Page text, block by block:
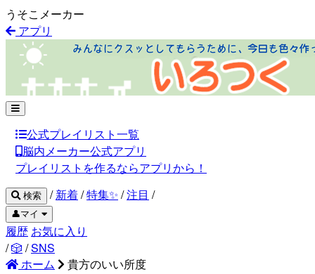
うそこメーカー
アプリ
公式プレイリスト一覧
脳内メーカー公式アプリ
プレイリストを作るならアプリから！
検索 / 新着/特集✨ /注目 /
👤マイ
履歴 お気に入り
/🎲 /SNS
ホーム
貴方のいい所度